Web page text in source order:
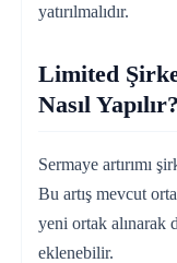
yatırılmalıdır.
Limited
Nasıl Yapılır?
Sermaye artırımı
Bu artış mevcut
yeni ortak alınarak
eklenebilir.